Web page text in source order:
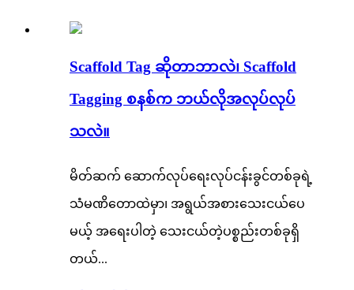
Scaffold Tag ဆိုတာဘာလဲ၊ Scaffold
Tagging စနစ်က ဘယ်လိုအလုပ်လုပ်
သလဲ။
မိတ်ဆက် ဆောက်လုပ်ရေးလုပ်ငန်းခွင်တစ်ခုရဲ့
သံမဏိတောထဲမှာ၊ အရွယ်အစားသေးငယ်ပေ
မယ့် အရေးပါတဲ့ သေးငယ်တဲ့ပစ္စည်းတစ်ခုရှိ
တယ်...